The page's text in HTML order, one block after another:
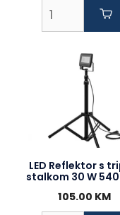
LED Reflektor s
stalkom 30 W
105.00 KM